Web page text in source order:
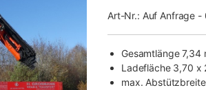
Art-Nr.: Auf Anfrage -
Gesamtlänge 7,34
Ladefläche 3,70 x
max.